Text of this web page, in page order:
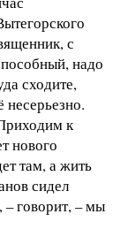
с
надо
сходите,
к
нового
там, а жить
сидел
говорит, – мы